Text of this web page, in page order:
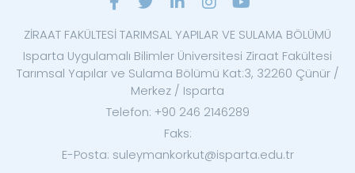
ZİRAAT FAKÜLTESİ TARIMSAL YAPILAR VE SULAMA BÖLÜMÜ
Isparta Uygulamalı Bilimler Üniversitesi Ziraat Fakültesi
Tarımsal Yapılar ve Sulama Bölümü Kat:3, 32260 Çünür /
Merkez / Isparta
Telefon: +90 246 2146289
Faks:
E-Posta: suleymankorkut@isparta.edu.tr